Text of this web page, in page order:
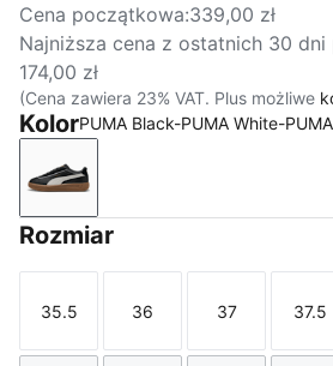
Cena początkowa:339,00 zł
Najniższa cena z ostatnich 30
174,00 zł
(Cena zawiera 23% VAT. Plus możliwe
KolorPUMA Black-PUMA White-
PUMA Black-PUMA White-
Rozmiar
Rozmiar
35.5
Rozmiar
36
Rozmiar
37 37.5